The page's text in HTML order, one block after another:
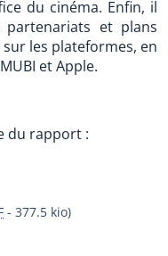
du cinéma. Enfin, il
et plans
sur les plateformes, en
et Apple.
du rapport :
- 377.5 kio)